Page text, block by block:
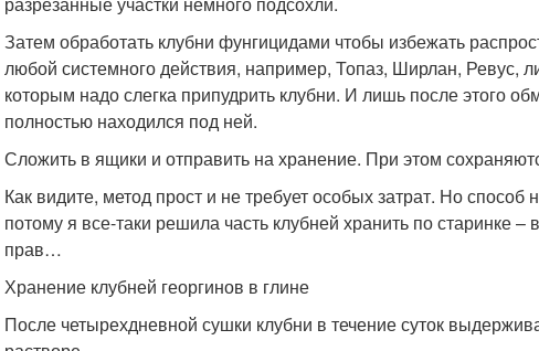
Затем обработать клубни фунгицидами чтобы избежать
любой системного действия, например, Топаз, Ширлан, Ревус,
которым надо слегка припудрить клубни. И лишь после этого
полностью находился под ней.
Сложить в ящики и отправить на хранение. При этом
Как видите, метод прост и не требует особых затрат. Но
потому я все-таки решила часть клубней хранить по старинке
прав…
Хранение клубней георгинов в глине
После четырехдневной сушки клубни в течение суток